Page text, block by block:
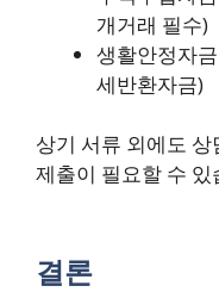
개거래 필수)
생활안정자
세반환자금)
상기 서류 외에도
제출이 필요할 수 있
결론